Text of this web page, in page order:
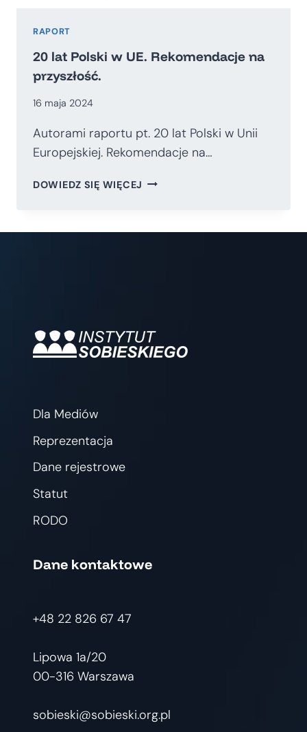
RAPORT
20 lat Polski w UE. Rekomendacje na
przyszłość.
16 maja 2024
Autorami raportu pt. 20 lat Polski w Unii
Europejskiej. Rekomendacje na…
DOWIEDZ SIĘ WIĘCEJ 20
Dla Mediów
Reprezentacja
Dane rejestrowe
Statut
RODO
Dane kontaktowe
+48 22 826 67 47
Lipowa 1a/20
00-316 Warszawa
sobieski@sobieski.org.pl